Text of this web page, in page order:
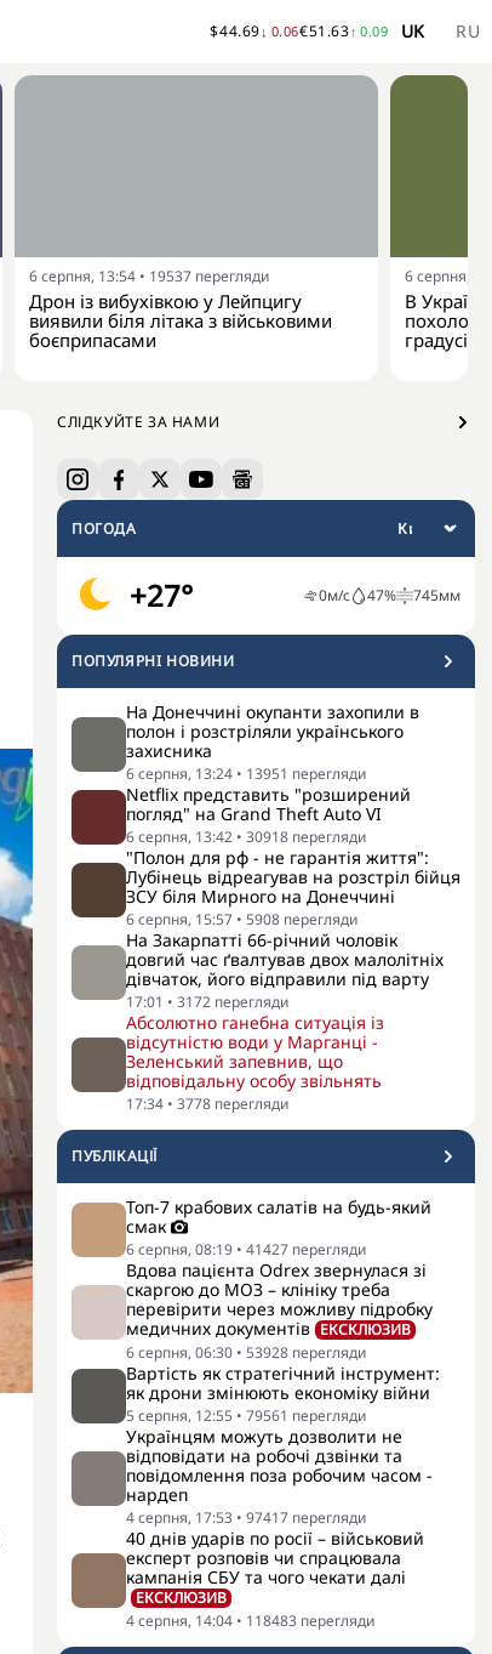
$44.69↓ 0.06€51.63↑ 0.09 UK RU
6 серпня, 13:54 • 19537 перегляди
Дрон із вибухівкою у Лейпцигу
виявили біля літака з військовими
боєприпасами
6 серпня,
В
градусів
СЛІДКУЙТЕ ЗА НАМИ
ПОГОДА
+27° 0м/с 47% 745мм
ПОПУЛЯРНI НОВИНИ
На Донеччині окупанти захопили в
полон і розстріляли українського
захисника
6 серпня, 13:24 • 13951 перегляди
Netflix представить "розширений
погляд" на Grand Theft Auto VI
6 серпня, 13:42 • 30918 перегляди
"Полон для рф - не гарантія життя":
Лубінець відреагував на розстріл бійця
ЗСУ біля Мирного на Донеччині
6 серпня, 15:57 • 5908 перегляди
На Закарпатті 66-річний чоловік
довгий час ґвалтував двох малолітніх
дівчаток, його відправили під варту
17:01 • 3172 перегляди
Абсолютно ганебна ситуація із
відсутністю води у Марганці -
Зеленський запевнив, що
відповідальну особу звільнять
17:34 • 3778 перегляди
ПУБЛІКАЦІЇ
Топ-7 крабових салатів на будь-який
смак
6 серпня, 08:19 • 41427 перегляди
Вдова пацієнта Odrex звернулася зі
скаргою до МОЗ – клініку треба
перевірити через можливу підробку
медичних документів ЕКСКЛЮЗИВ
6 серпня, 06:30 • 53928 перегляди
Вартість як стратегічний інструмент:
як дрони змінюють економіку війни
5 серпня, 12:55 • 79561 перегляди
Українцям можуть дозволити не
відповідати на робочі дзвінки та
повідомлення поза робочим часом -
нардеп
4 серпня, 17:53 • 97417 перегляди
40 днів ударів по росії – військовий
експерт розповів чи спрацювала
кампанія СБУ та чого чекати далі
ЕКСКЛЮЗИВ
4 серпня, 14:04 • 118483 перегляди